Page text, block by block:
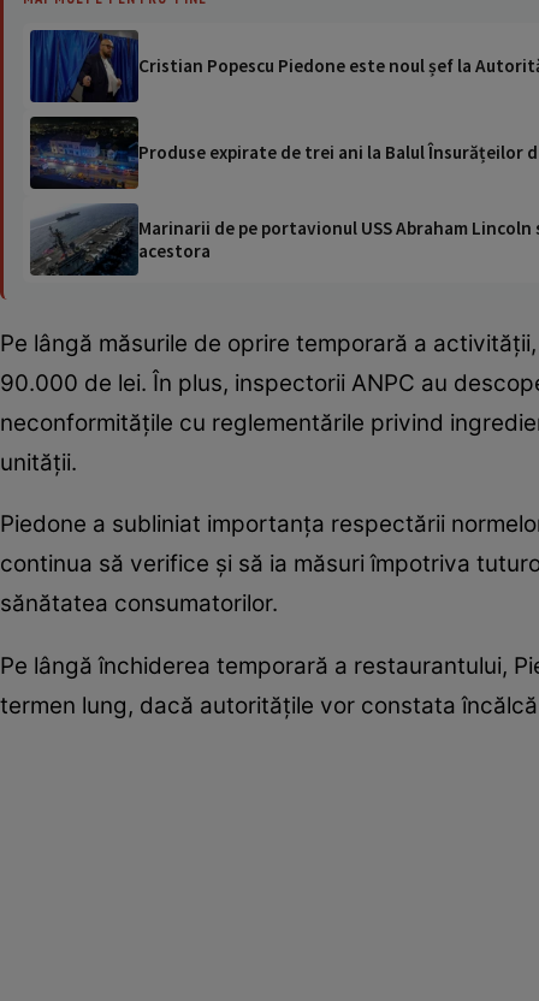
Cristian Popescu Piedone este noul șef la
Produse expirate de trei ani la Balul Însurățeilor
Marinarii de pe portavionul USS Abraham
acestora
Pe lângă măsurile de oprire temporară a
90.000 de lei. În plus, inspectorii ANPC au
neconformitățile cu reglementările privind
unității.
Piedone a subliniat importanța respectării
continua să verifice și să ia măsuri împotriva
sănătatea consumatorilor.
Pe lângă închiderea temporară a restaurantului,
termen lung, dacă autoritățile vor constata